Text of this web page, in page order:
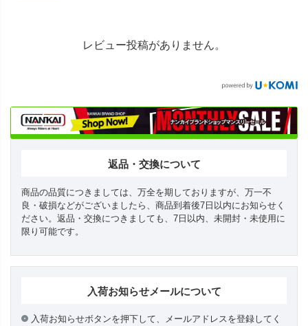
レビュー投稿がありません。
返品・交換について
商品の品質につきましては、万全を期しておりますが、万一不
良・破損などがございましたら、商品到着後7日以内にお知らせく
ださい。返品・交換につきましても、7日以内、未開封・未使用に
限り可能です。
入荷お知らせメールについて
入荷お知らせボタンを押下して、メールアドレスを登録してく